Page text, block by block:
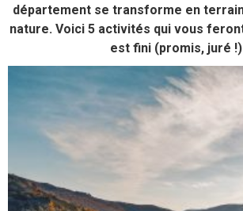
département se transforme en
nature. Voici 5 activités qui vous
est fini (promis, juré